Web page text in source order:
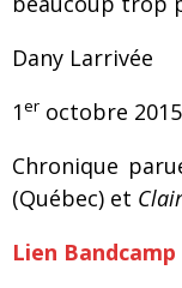
Dany Larrivée
1er octobre 2015
Chronique
(Québec) et
Lien Bandcamp